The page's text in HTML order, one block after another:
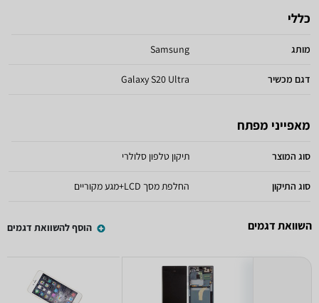
כללי
מותג Samsung
דגם מכשיר Galaxy S20 Ultra
מאפייני מפתח
סוג המוצר תיקון טלפון סלולרי
סוג התיקון החלפת מסך LCD+מגע מקוריים
השוואת דגמים הוסף להשוואת דגמים